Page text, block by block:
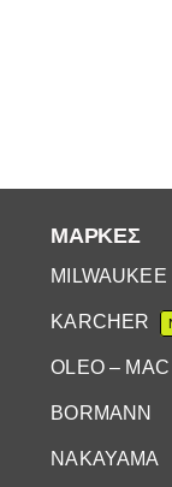
ΜΆΡΚΕΣ
MILWAUKEE
KARCHER
OLEO – MAC
BORMANN
NAKAYAMA